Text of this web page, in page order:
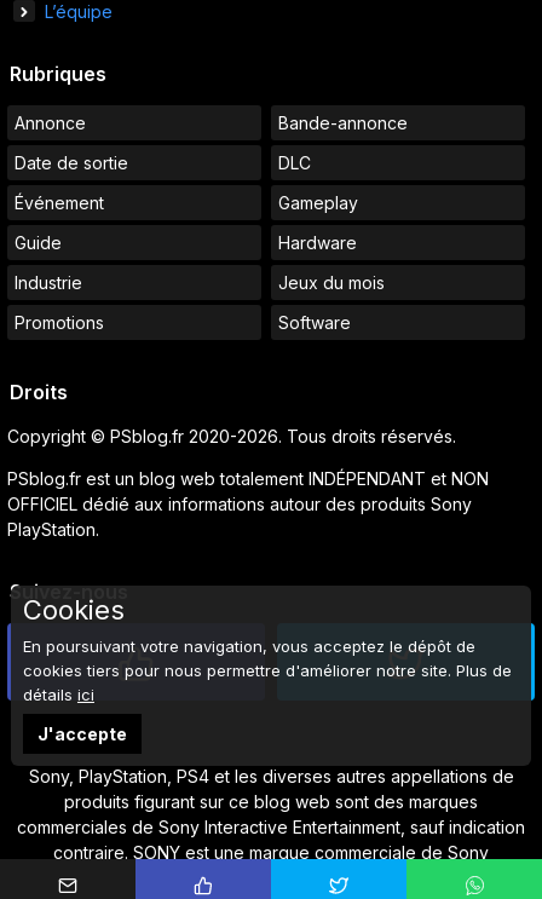
L’équipe
Rubriques
Annonce
Bande-annonce
Date de sortie
DLC
Événement
Gameplay
Guide
Hardware
Industrie
Jeux du mois
Promotions
Software
Droits
Copyright © PSblog.fr 2020-2026. Tous droits réservés.
PSblog.fr est un blog web totalement INDÉPENDANT et NON
OFFICIEL dédié aux informations autour des produits Sony
PlayStation.
Suivez-nous
Sony, PlayStation, PS4 et les diverses autres appellations de
produits figurant sur ce blog web sont des marques
commerciales de Sony Interactive Entertainment, sauf indication
contraire. SONY est une marque commerciale de Sony
Cookies
En poursuivant votre navigation, vous acceptez le dépôt de
cookies tiers pour nous permettre d'améliorer notre site. Plus de
détails ici
J'accepte